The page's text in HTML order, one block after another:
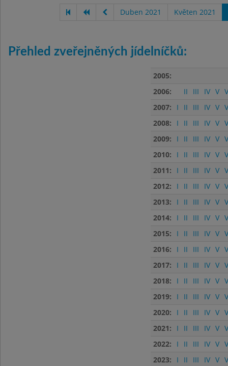
Duben 2021 Květen 2021
Přehled zveřejněných jídelníčků:
2005:
2006:
II III IV V
2007:
I II III IV V
2008:
I II III IV V
2009:
I II III IV V
2010:
I II III IV V
2011:
I II III IV V
2012:
I II III IV V
2013:
I II III IV V
2014:
I II III IV V
2015:
I II III IV V
2016:
I II III IV V
2017:
I II III IV V
2018:
I II III IV V
2019:
I II III IV V
2020:
I II III IV V
2021:
I II III IV V
2022:
I II III IV V
2023:
I II III IV V